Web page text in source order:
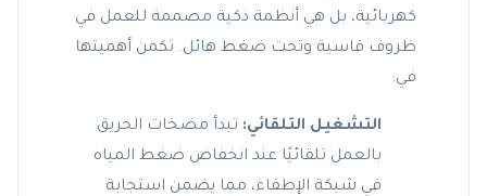
كهربائية، بل هي أنظمة ذكية مصممة للعمل في
ظروف قاسية وتحت ضغط هائل. تكمن أهميتها
في:
التشغيل التلقائي: تبدأ مضخات الحريق
بالعمل تلقائيًا عند انخفاض ضغط المياه
في شبكة الإطفاء، مما يضمن استجابة